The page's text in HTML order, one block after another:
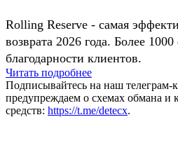
Rolling Reserve - самая
возврата 2026 года. Более
благодарности клиентов.
Читать подробнее
Подписывайтесь на наш телеграм-
предупреждаем о схемах обмана и
средств: https://t.me/detecx.